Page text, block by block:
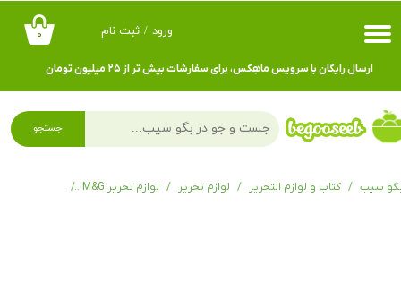
۰ ورود / ثبت نام
حساب کاربری من
تغییر گذر واژه
سفارشات
ارسال رایگان با سرویس ماهِکس، برای سفارشات بیش تر از ۲۵ میلیون تومان
جستجو
سیب کتاب و لوازم التحریر لوازم تحریر لوازم تحریر M&G